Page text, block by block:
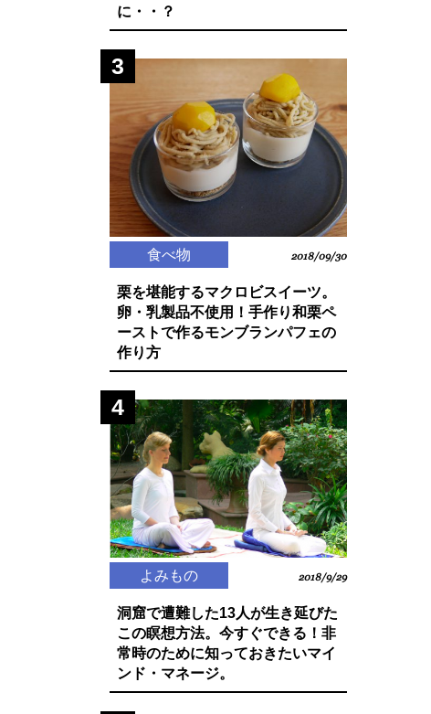
に・・？
3
食べ物 2018/09/30
栗を堪能するマクロビスイーツ。
卵・乳製品不使用！手作り和栗ペ
ーストで作るモンブランパフェの
作り方
4
よみもの 2018/9/29
洞窟で遭難した13人が生き延びた
この瞑想方法。今すぐできる！非
常時のために知っておきたいマイ
ンド・マネージ。